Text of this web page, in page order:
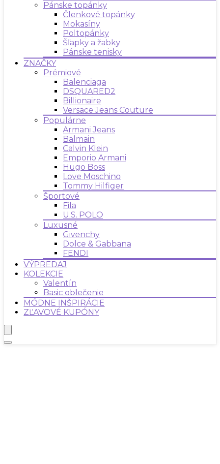
Pánske topánky
Členkové topánky
Mokasíny
Poltopánky
Šľapky a žabky
Pánske tenisky
ZNAČKY
Prémiové
Balenciaga
DSQUARED2
Billionaire
Versace Jeans Couture
Populárne
Armani Jeans
Balmain
Calvin Klein
Emporio Armani
Hugo Boss
Love Moschino
Tommy Hilfiger
Športové
Fila
U.S. POLO
Luxusné
Givenchy
Dolce & Gabbana
FENDI
VÝPREDAJ
KOLEKCIE
Valentín
Basic oblečenie
MÓDNE INŠPIRÁCIE
ZĽAVOVÉ KUPÓNY